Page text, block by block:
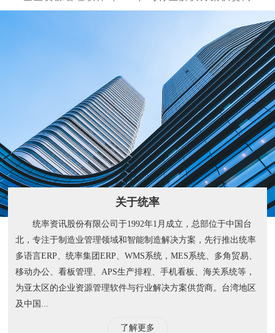
关于统率
统率资讯股份有限公司于1992年1月成立，总部位于中国台
北，专注于制造业管理领域和智能制造解决方案，先行推出统率
多语言ERP、统率集团ERP、WMS系统，MES系统、多角贸易、
移动办公、看板管理、APS生产排程、手机看板、海关系统等，
为亚太区的企业资源管理软件与行业解决方案供货商。台湾地区
及中国...
了解更多